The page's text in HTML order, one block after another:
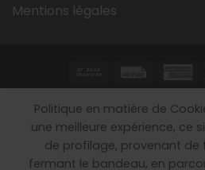
Mentions légales
CONDITIONS
Copyright 2026 ©OrthodealTous
Politique en matière de
une meilleure expérience, ce
de profilage, provenant de
fermant le bandeau, en